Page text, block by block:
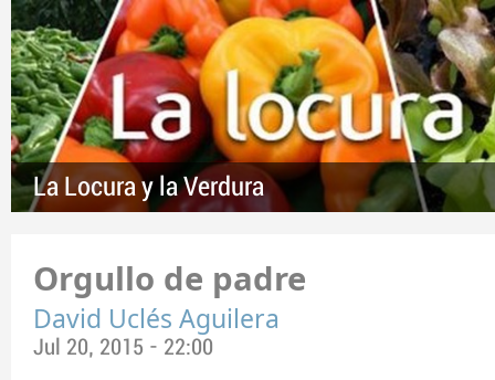
La Locura y la Verdura
Orgullo de padre
David Uclés Aguilera
Jul 20, 2015 - 22:00